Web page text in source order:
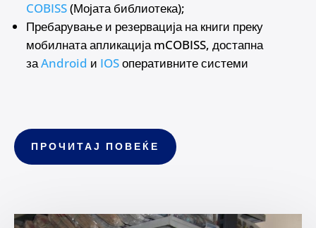
COBISS(Мојата библиотека);
Пребарување и резервација на книги преку
мобилната апликација mCOBISS, достапна
заAndroid и IOSоперативните системи
ПРОЧИТАЈ ПОВЕЌЕ